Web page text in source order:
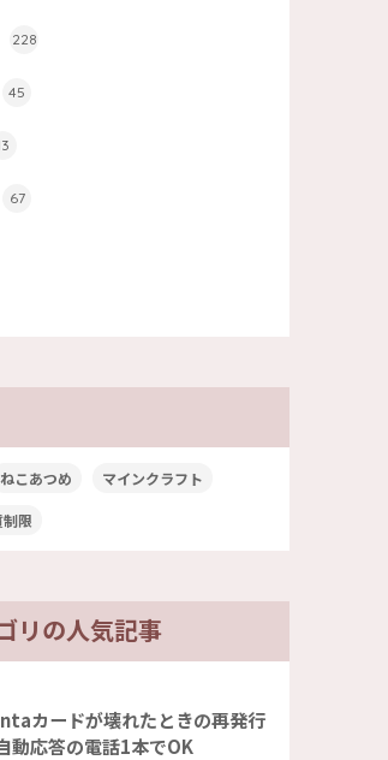
228
45
67
ねこあつめ マインクラフト
限
リの人気記事
カードが壊れたときの再発行
動応答の電話1本でOK